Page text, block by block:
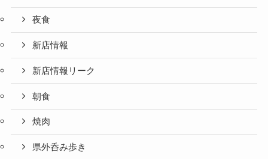
夜食
新店情報
新店情報リーク
朝食
焼肉
県外呑み歩き